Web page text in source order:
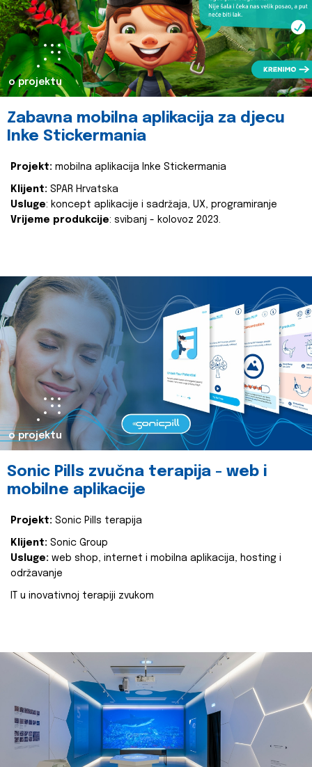
o projektu
Zabavna mobilna aplikacija za djecu
Inke Stickermania
Projekt: mobilna aplikacija Inke Stickermania
Klijent: SPAR Hrvatska
Usluge: koncept aplikacije i sadržaja, UX, programiranje
Vrijeme produkcije: svibanj - kolovoz 2023.
o projektu
Sonic Pills zvučna terapija - web i
mobilne aplikacije
Projekt: Sonic Pills terapija
Klijent: Sonic Group
Usluge: web shop, internet i mobilna aplikacija, hosting i
održavanje
IT u inovativnoj terapiji zvukom